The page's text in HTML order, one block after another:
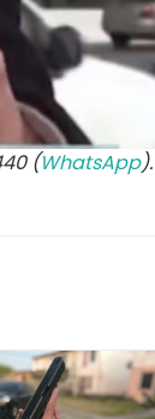
(WhatsApp).